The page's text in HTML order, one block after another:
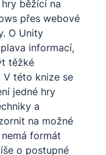
běžící na
přes webové
O Unity
informací,
těžké
V této knize se
jedné hry
a
na možné
formát
o postupné